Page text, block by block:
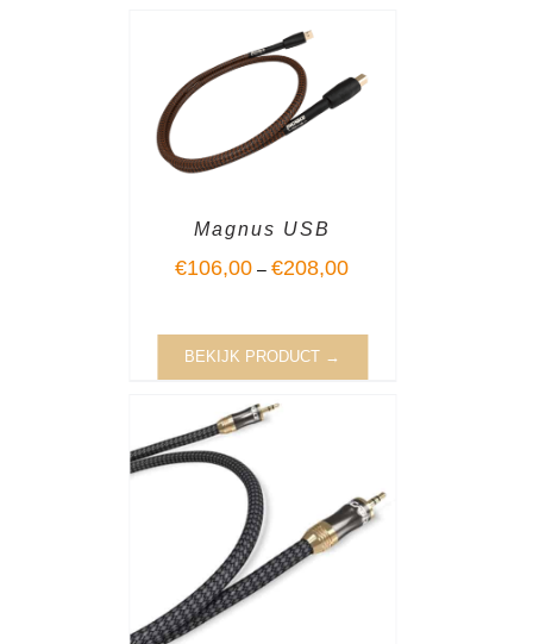
Magnus USB
€106,00 –€208,00
BEKIJK PRODUCT →